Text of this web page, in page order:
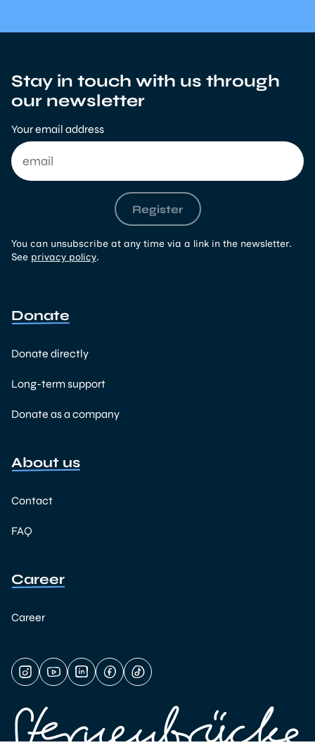
Stay in touch with us through
our newsletter
Your email address
Register
You can unsubscribe at any time via a link in the newsletter.
See privacy policy.
Donate
Donate directly
Long-term support
Donate as a company
About us
Contact
FAQ
Career
Career